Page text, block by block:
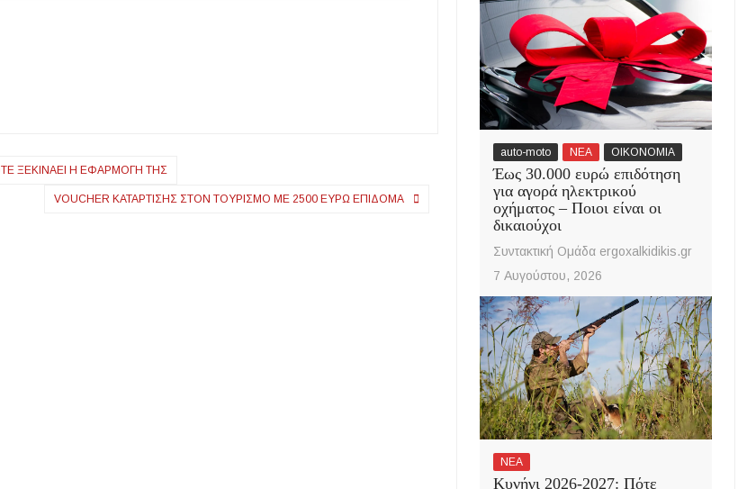
ΞΕΚΙΝΆΕΙ Η ΕΦΑΡΜΟΓΉ ΤΗΣ
VOUCHER ΚΑΤΆΡΤΙΣΗΣ ΣΤΟΝ ΤΟΥΡΙΣΜΌ ΜΕ 2500 ΕΥΡΏ ΕΠΊΔΟΜΑ
auto-moto ΝΕΑ ΟΙΚΟΝΟΜΙΑ
Έως 30.000 ευρώ επιδότηση
για αγορά ηλεκτρικού
οχήματος – Ποιοι είναι οι
δικαιούχοι
Συντακτική Ομάδα ergoxalkidikis.gr
7 Αυγούστου, 2026
ΝΕΑ
Κυνήγι 2026-2027: Πότε